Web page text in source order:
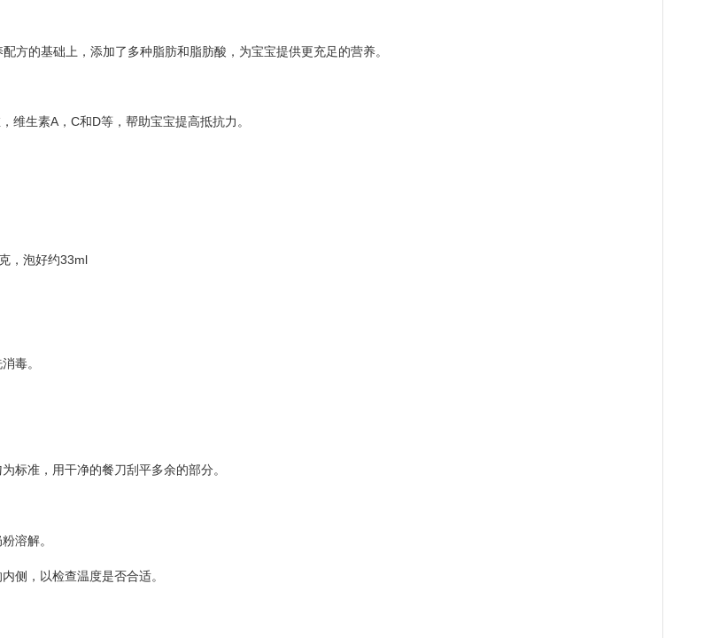
方的基础上，添加了多种脂肪和脂肪酸，为宝宝提供更充足的营养。
维生素A，C和D等，帮助宝宝提高抵抗力。
，泡好约33ml
消毒。
标准，用干净的餐刀刮平多余的部分。
溶解。
侧，以检查温度是否合适。